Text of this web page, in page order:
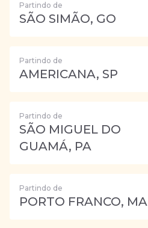
Partindo de
SÃO SIMÃO, GO
Partindo de
AMERICANA, SP
Partindo de
SÃO MIGUEL DO
GUAMÁ, PA
Partindo de
PORTO FRANCO, MA